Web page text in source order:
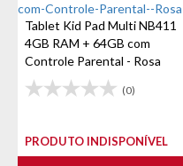
Tablet Kid Pad Multi NB411
4GB RAM + 64GB com
Controle Parental - Rosa
(0)
PRODUTO INDISPONÍVEL